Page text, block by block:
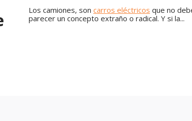
L os camiones, son carros eléctricos que no
parecer un concepto extraño o radical. Y si la...